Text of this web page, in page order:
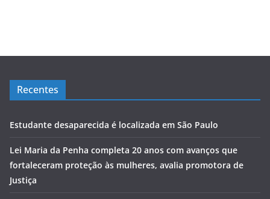
Recentes
Estudante desaparecida é localizada em São Paulo
Lei Maria da Penha completa 20 anos com avanços que
fortaleceram proteção às mulheres, avalia promotora de
Justiça